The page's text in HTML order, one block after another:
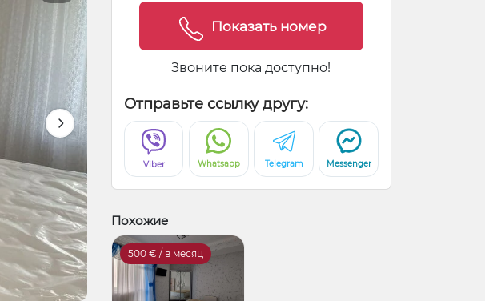
Показать номер
Звоните пока доступно!
Отправьте ссылку другу:
Viber Whatsapp Telegram Messenger
Похожие
500 € / в месяц